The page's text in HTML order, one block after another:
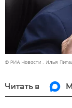
© РИА Новости . Илья
Читать в